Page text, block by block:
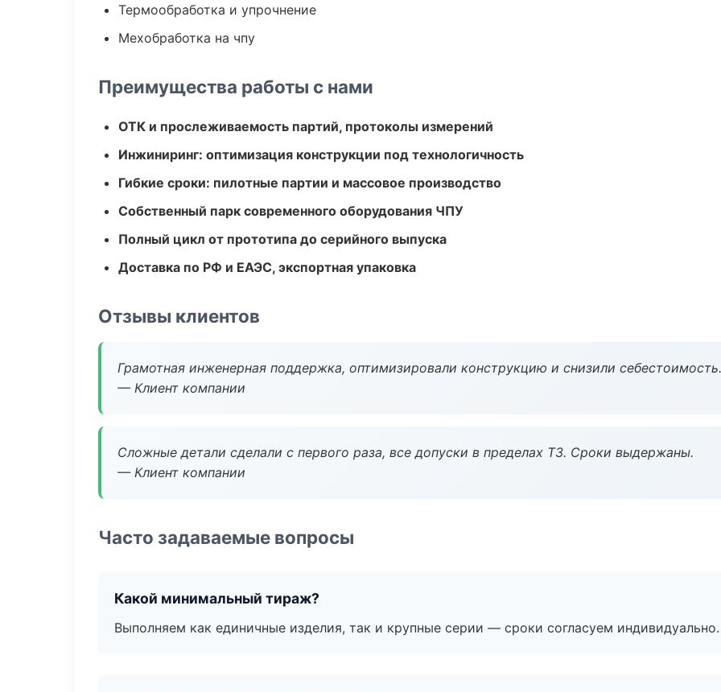
Термообработка и упрочнение
Мехобработка на чпу
Преимущества работы с нами
ОТК и прослеживаемость партий, протоколы измерений
Инжиниринг: оптимизация конструкции под технологичность
Гибкие сроки: пилотные партии и массовое производство
Собственный парк современного оборудования ЧПУ
Полный цикл от прототипа до серийного выпуска
Доставка по РФ и ЕАЭС, экспортная упаковка
Отзывы клиентов
Грамотная инженерная поддержка, оптимизировали конструкцию и снизили себестоимость.
— Клиент компании
Сложные детали сделали с первого раза, все допуски в пределах ТЗ. Сроки выдержаны.
— Клиент компании
Часто задаваемые вопросы
Какой минимальный тираж?
Выполняем как единичные изделия, так и крупные серии — сроки согласуем индивидуально.